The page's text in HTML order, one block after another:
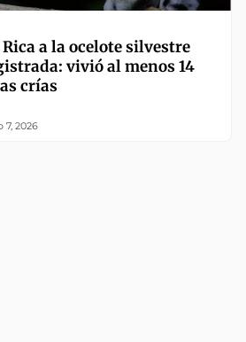
a la ocelote silvestre
vivió al menos 14
crías
7, 2026